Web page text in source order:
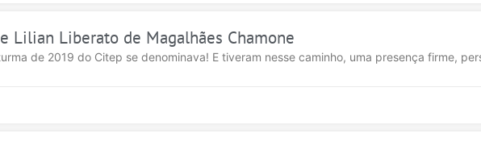
Lilian Liberato de Magalhães Chamone
de 2019 do Citep se denominava! E tiveram nesse caminho, uma presença firme,